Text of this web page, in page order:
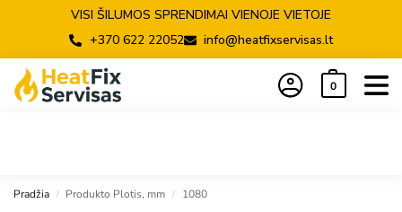
VISI ŠILUMOS SPRENDIMAI VIENOJE VIETOJE
+370 622 22052
info@heatfixservisas.lt
0
Pradžia / Produkto Plotis, mm / 1080